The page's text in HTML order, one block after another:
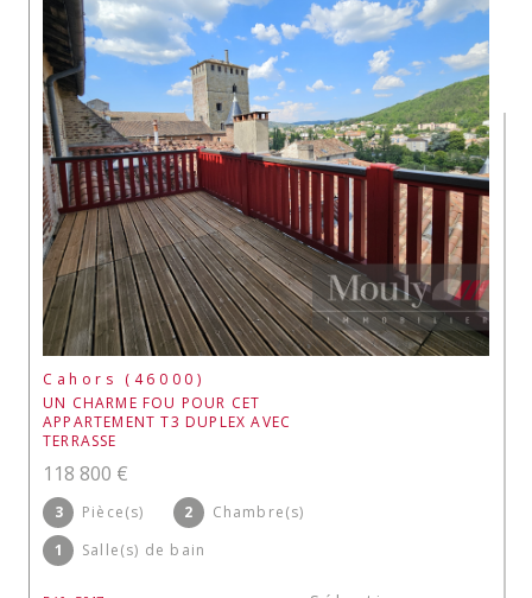
Cahors (46000)
UN CHARME FOU POUR CET
APPARTEMENT T3 DUPLEX AVEC
TERRASSE
118 800 €
3 Pièce(s) 2
Chambre(s)
1
Salle(s) de bain